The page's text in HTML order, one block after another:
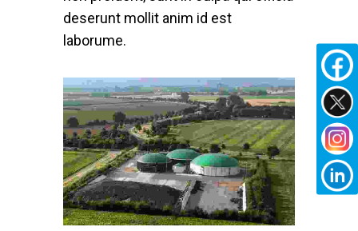
deserunt mollit anim id est
laborume.